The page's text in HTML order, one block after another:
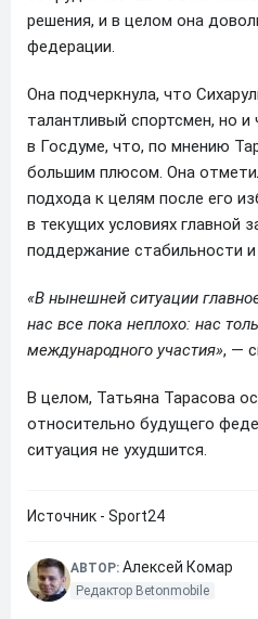
решения, и в целом она
федерации.
Она подчеркнула, что
талантливый спортсмен, но
в Госдуме, что, по мнению
большим плюсом. Она
подхода к целям после его
в текущих условиях главной
поддержание стабильности
«В нынешней ситуации
нас все пока неплохо: нас
международного участия», —
В целом, Татьяна Тарасова
относительно будущего
ситуация не ухудшится.
Источник - Sport24
АВТОР: Алексей Комар
Редактор Betonmobile